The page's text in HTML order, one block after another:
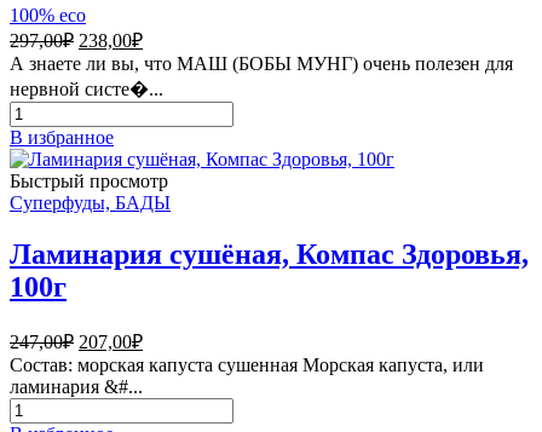
100% eco
297,00₽ Первоначальная
цена
составляла
297,00₽.
238,00₽Текущая
цена:
238,00₽.
А знаете ли вы, что МАШ (БОБЫ МУНГ) очень полезен для
нервной систе�...
Количество
товара
Маш
(зелёные
бобы
мунг)
В избранное
Быстрый просмотр
Суперфуды, БАДЫ
Ламинария сушёная, Компас Здоровья,
100г
247,00₽ Первоначальная
цена
составляла
247,00₽.
207,00₽Текущая
цена:
Состав: морская капуста сушенная Морская капуста, или
ламинария &#...
Количество